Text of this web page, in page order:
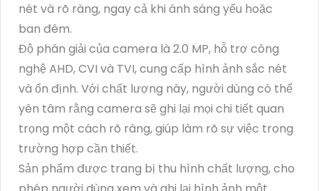
nét và rõ ràng, ngay cả khi ánh sáng yếu hoặc
ban đêm.
Độ phân giải của camera là 2.0 MP, hỗ trợ công
nghệ AHD, CVI và TVI, cung cấp hình ảnh sắc nét
và ổn định. Với chất lượng này, người dùng có thể
yên tâm rằng camera sẽ ghi lại mọi chi tiết quan
trọng một cách rõ ràng, giúp làm rõ sự việc trong
trường hợp cần thiết.
Sản phẩm được trang bị thu hình chất lượng, cho